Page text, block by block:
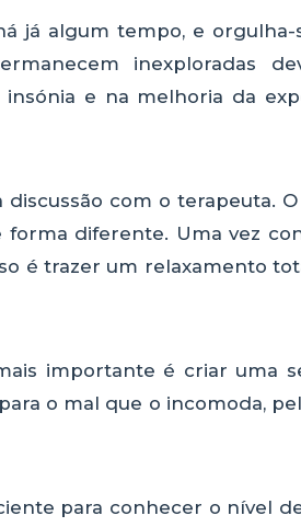
já algum tempo, e orgulha-
inexploradas
e na melhoria da
com o terapeuta.
diferente. Uma vez
é trazer um relaxamento
importante é criar uma
o mal que o incomoda,
para conhecer o nível